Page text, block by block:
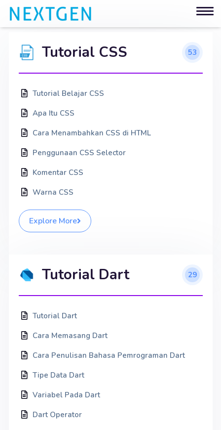
Tutorial CSS 53
Tutorial Belajar CSS
Apa Itu CSS
Cara Menambahkan CSS di HTML
Penggunaan CSS Selector
Komentar CSS
Warna CSS
Explore More
Tutorial Dart 29
Tutorial Dart
Cara Memasang Dart
Cara Penulisan Bahasa Pemrograman Dart
Tipe Data Dart
Variabel Pada Dart
Dart Operator